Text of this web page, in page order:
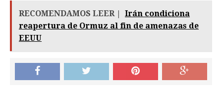
RECOMENDAMOS LEER |
Irán condiciona
reapertura de Ormuz al fin de amenazas de
EEUU